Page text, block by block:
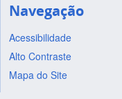
Navegação
Acessibilidade
Alto Contraste
Mapa do Site